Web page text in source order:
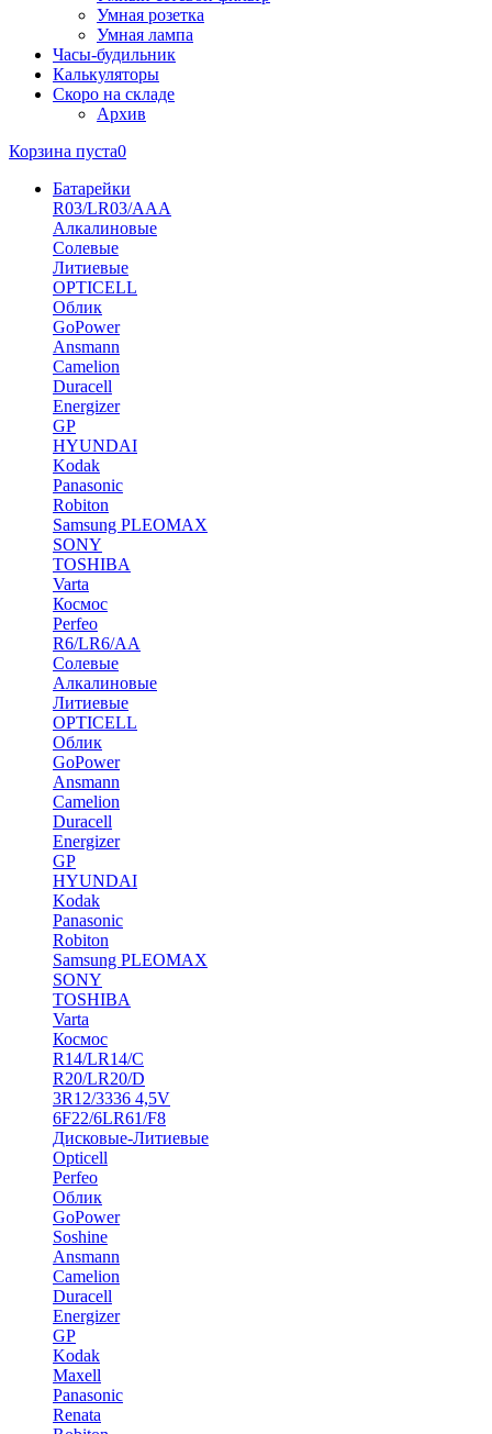
Умная розетка
Умная лампа
Часы-будильник
Калькуляторы
Скоро на складе
Архив
Корзина пуста0
Батарейки
R03/LR03/AAA
Алкалиновые
Солевые
Литиевые
OPTICELL
Облик
GoPower
Ansmann
Camelion
Duracell
Energizer
GP
HYUNDAI
Kodak
Panasonic
Robiton
Samsung PLEOMAX
SONY
TOSHIBA
Varta
Космос
Perfeo
R6/LR6/AA
Солевые
Алкалиновые
Литиевые
OPTICELL
Облик
GoPower
Ansmann
Camelion
Duracell
Energizer
GP
HYUNDAI
Kodak
Panasonic
Robiton
Samsung PLEOMAX
SONY
TOSHIBA
Varta
Космос
R14/LR14/C
R20/LR20/D
3R12/3336 4,5V
6F22/6LR61/F8
Дисковые-Литиевые
Opticell
Perfeo
Облик
GoPower
Soshine
Ansmann
Camelion
Duracell
Energizer
GP
Kodak
Maxell
Panasonic
Renata